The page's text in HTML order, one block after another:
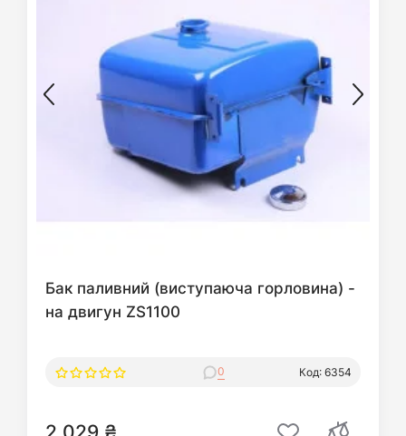
Бак паливний (виступаюча горловина) -
на двигун ZS1100
0 Код: 6354